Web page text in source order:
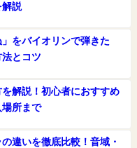
解説
」をバイオリンで弾きた
とコツ
解説！初心者におすすめ
所まで
違いを徹底比較！音域・